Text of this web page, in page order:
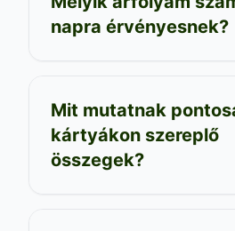
napra érvényesnek?
Mit mutatnak
kártyákon szereplő
összegek?